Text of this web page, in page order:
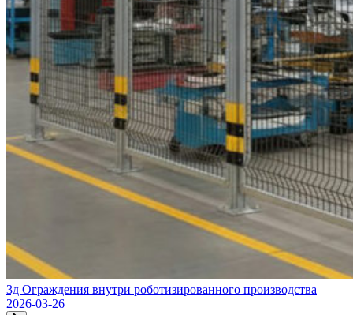
3д Ограждения внутри роботизированного производства
2026-03-26